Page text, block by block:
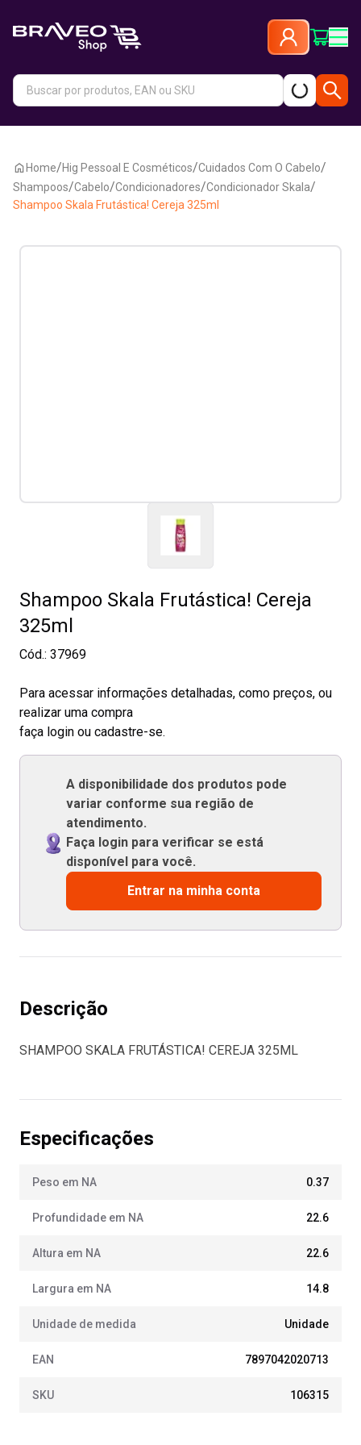
Home/Hig Pessoal E Cosméticos/Cuidados Com O Cabelo/
Shampoos/Cabelo/Condicionadores/Condicionador Skala/
Shampoo Skala Frutástica! Cereja 325ml
Shampoo Skala Frutástica! Cereja
325ml
Cód.: 37969
Para acessar informações detalhadas, como preços, ou
realizar uma compra
faça login ou cadastre-se.
A disponibilidade dos produtos pode
variar conforme sua região de
atendimento.
Faça login para verificar se está
disponível para você.
Entrar na minha conta
Descrição
SHAMPOO SKALA FRUTÁSTICA! CEREJA 325ML
Especificações
Peso em NA 0.37
Profundidade em NA 22.6
Altura em NA 22.6
Largura em NA 14.8
Unidade de medida Unidade
EAN 7897042020713
SKU 106315